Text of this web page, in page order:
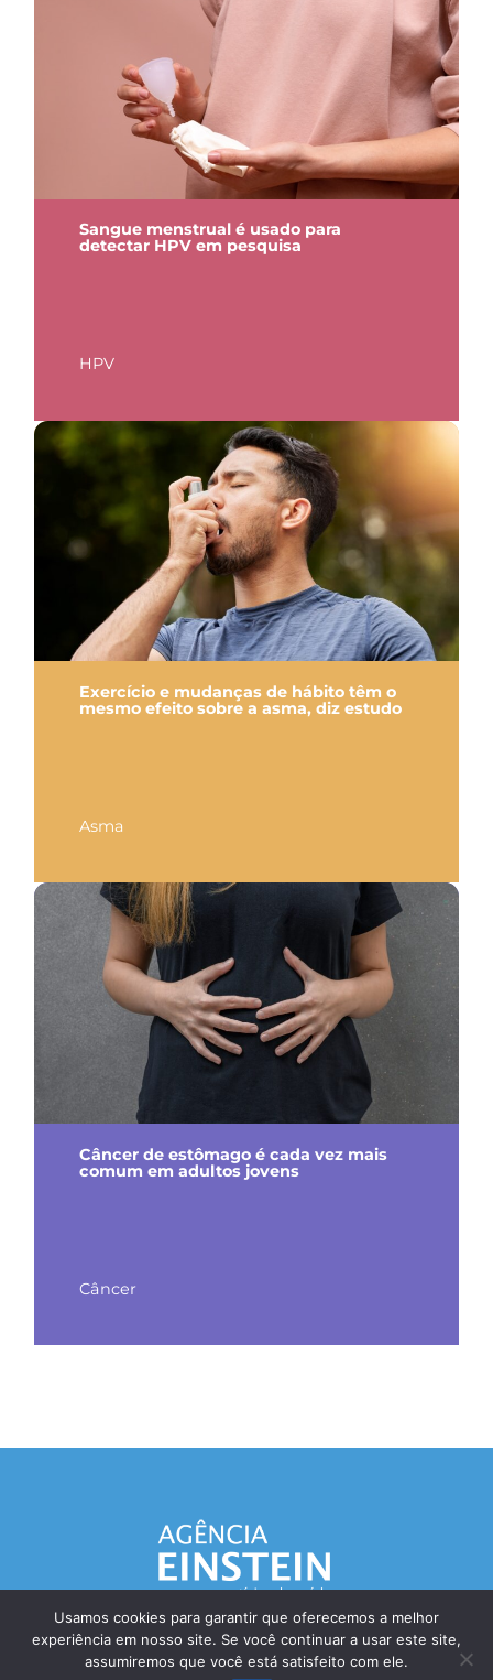
Sangue menstrual é usado para
detectar HPV em pesquisa
HPV
Exercício e mudanças de hábito têm o
mesmo efeito sobre a asma, diz estudo
Asma
Câncer de estômago é cada vez mais
comum em adultos jovens
Câncer
Responsável Técnico: Dr. Eliezer Silva - CRM: 85148-SP
Usamos cookies para garantir que oferecemos a melhor
experiência em nosso site. Se você continuar a usar este site,
assumiremos que você está satisfeito com ele.